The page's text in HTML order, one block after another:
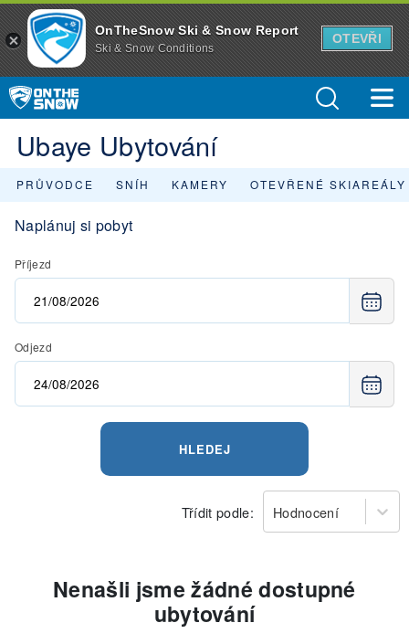
OnTheSnow Ski & Snow Report
Ski & Snow Conditions
OTEVŘI
Ubaye Ubytování
PRŮVODCE SNÍH KAMERY OTEVŘENÉ SKIAREÁLY
Naplánuj si pobyt
Příjezd
Odjezd
HLEDEJ
Třídit podle: Hodnocení
Nenašli jsme žádné dostupné
ubytování